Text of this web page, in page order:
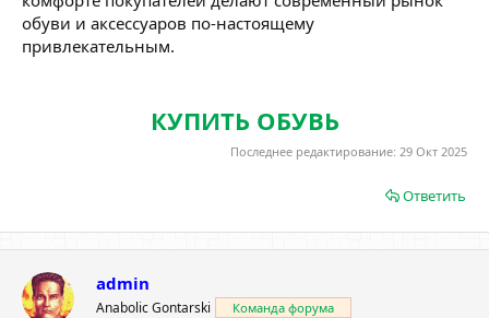
обуви и аксессуаров по-настоящему
привлекательным.
КУПИТЬ ОБУВЬ
Последнее редактирование: 29 Окт 2025
Ответить
admin
Anabolic Gontarski
Команда форума